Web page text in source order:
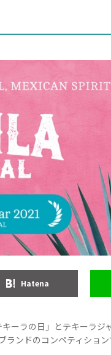
Hatena
ーラの日」とテキーラジ
ンドのコンペティション